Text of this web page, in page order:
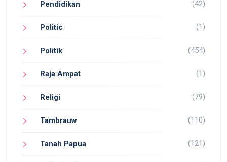
Pendidikan (42)
Politic (1)
Politik (454)
Raja Ampat (1)
Religi (79)
Tambrauw (110)
Tanah Papua (121)